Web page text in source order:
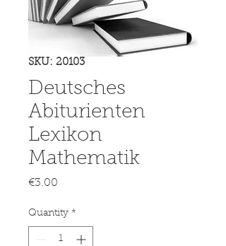
SKU: 20103
Deutsches
Abiturienten
Lexikon
Mathematik
€3.00
Quantity *